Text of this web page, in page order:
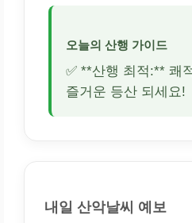
오늘의 산행 가이드
✅ **산행 최적:** 쾌
즐거운 등산 되세요!
내일 산악날씨 예보